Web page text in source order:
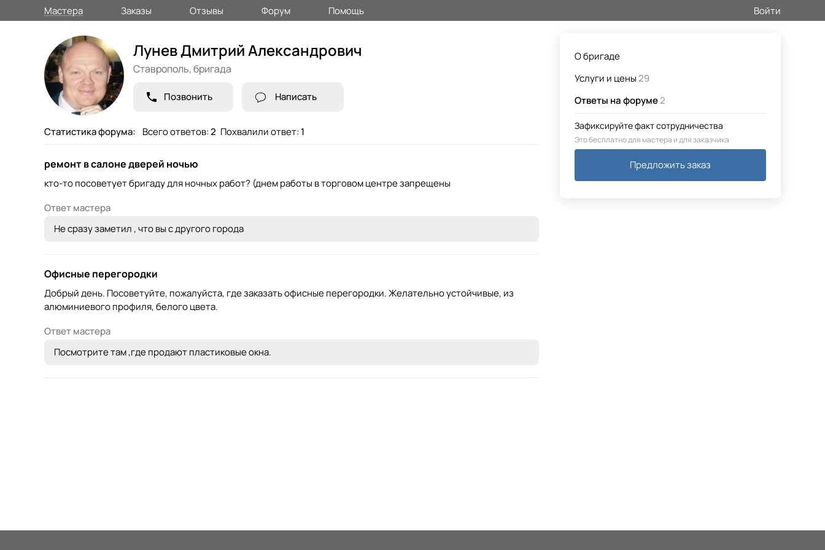
Мастера Заказы Отзывы Форум Помощь Войти
О бригаде
Услуги и цены29
Ответы на форуме2
Зафиксируйте факт сотрудничества
Это бесплатно для мастера и для заказчика
Предложить заказ
Лунев Дмитрий Александрович
Ставрополь,бригада
Позвонить Написать
Статистика форума: Всего ответов:2 Похвалили ответ: 1
ремонт в салоне дверей ночью
кто-то посоветует бригаду для ночных работ? (днем работы в торговом центре запрещены
Ответ мастера
Не сразу заметил , что вы с другого города
Офисные перегородки
Добрый день. Посоветуйте, пожалуйста, где заказать офисные перегородки. Желательно устойчивые, из
алюминиевого профиля, белого цвета.
Ответ мастера
Посмотрите там ,где продают пластиковые окна.